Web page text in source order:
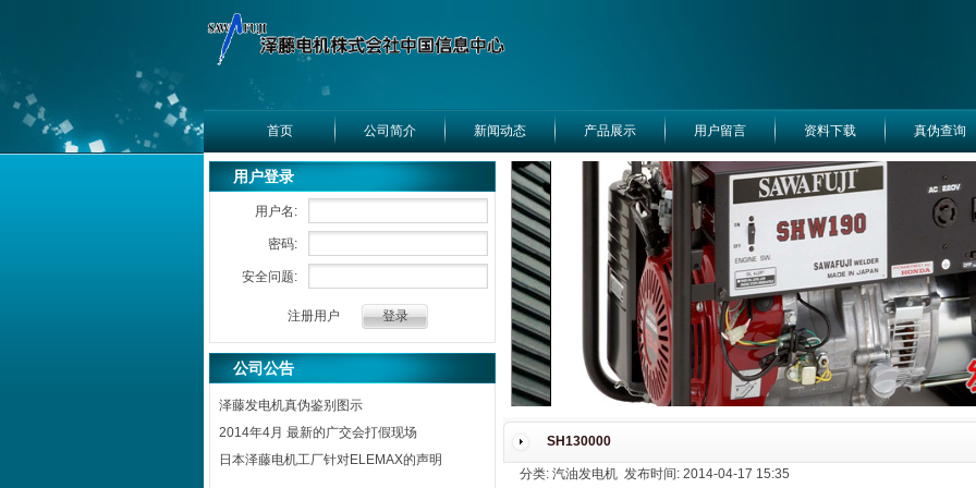
首页 公司简介 新闻动态 产品展示 用户留言 资料下载 真伪查询
SH130000
分类: 汽油发电机 发布时间: 2014-04-17 15:35
用户登录
用户名:
密码:
安全问题:
注册用户
公司公告
泽藤发电机真伪鉴别图示
2014年4月 最新的广交会打假现场
日本泽藤电机工厂针对ELEMAX的声明